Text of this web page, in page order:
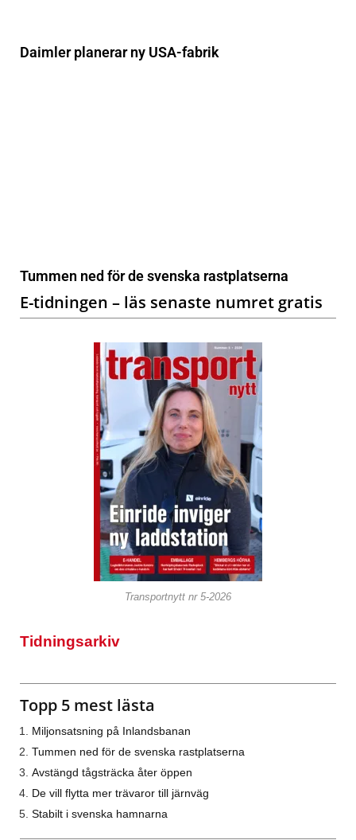
Daimler planerar ny USA-fabrik
Tummen ned för de svenska rastplatserna
E-tidningen – läs senaste numret gratis
Transportnytt nr 5-2026
Tidningsarkiv
Topp 5 mest lästa
Miljonsatsning på Inlandsbanan
Tummen ned för de svenska rastplatserna
Avstängd tågsträcka åter öppen
De vill flytta mer trävaror till järnväg
Stabilt i svenska hamnarna